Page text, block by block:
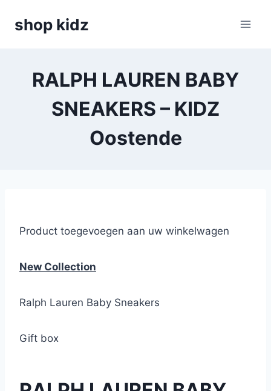
shop kidz
RALPH LAUREN BABY
SNEAKERS – KIDZ
Oostende
Product toegevoegen aan uw winkelwagen
New Collection
Ralph Lauren Baby Sneakers
Gift box